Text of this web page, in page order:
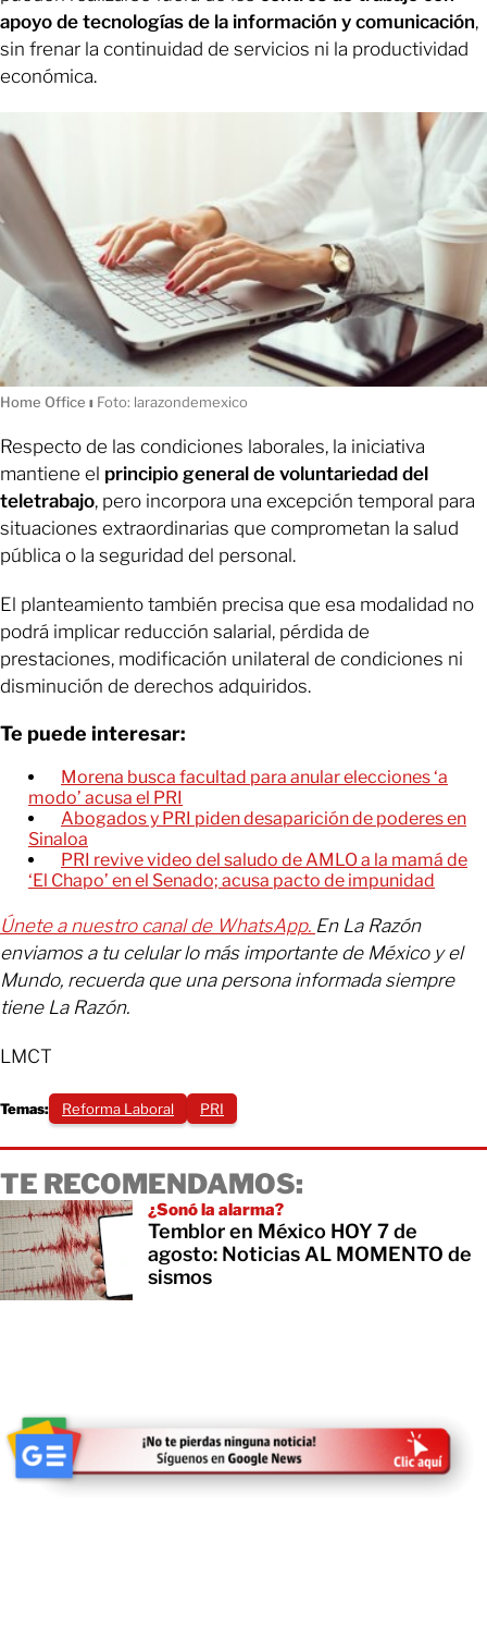
apoyo de tecnologías de la información y comunicación,
sin frenar la continuidad de servicios ni la productividad
económica.
Home Office ı Foto: larazondemexico
Respecto de las condiciones laborales, la iniciativa
mantiene el principio general de voluntariedad del
teletrabajo, pero incorpora una excepción temporal para
situaciones extraordinarias que comprometan la salud
pública o la seguridad del personal.
El planteamiento también precisa que esa modalidad no
podrá implicar reducción salarial, pérdida de
prestaciones, modificación unilateral de condiciones ni
disminución de derechos adquiridos.
Te puede interesar:
Morena busca facultad para anular elecciones ‘a
modo’ acusa el PRI
Abogados y PRI piden desaparición de poderes en
Sinaloa
PRI revive video del saludo de AMLO a la mamá de
‘El Chapo’ en el Senado; acusa pacto de impunidad
Únete a nuestro canal de WhatsApp. En La Razón
enviamos a tu celular lo más importante de México y el
Mundo, recuerda que una persona informada siempre
tiene La Razón.
LMCT
Temas: Reforma Laboral PRI
TE RECOMENDAMOS:
¿Sonó la alarma?
Temblor en México HOY 7 de
agosto: Noticias AL MOMENTO de
sismos